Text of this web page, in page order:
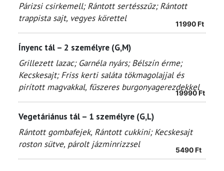
Párizsi csirkemell; Rántott sertésszűz; Rántott
trappista sajt, vegyes körettel
11990Ft
Ínyenc tál – 2 személyre (G,M)
Grillezett lazac; Garnéla nyárs; Bélszín érme;
Kecskesajt; Friss kerti saláta tökmagolajjal és
pirított magvakkal, fűszeres burgonyagerezdekkel
19990 Ft
Vegetáriánus tál – 1 személyre (G,L)
Rántott gombafejek, Rántott cukkini; Kecskesajt
roston sütve, párolt jázminrizzsel
5490Ft